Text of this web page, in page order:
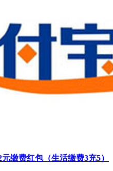
缴费红包（生活缴费3充5）